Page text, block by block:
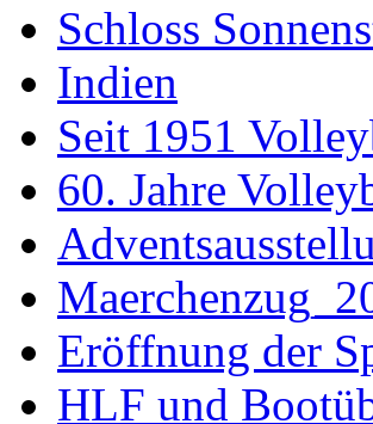
Schloss
Indien
Seit 1951
60. Jahre
Eröffnung der
HLF und